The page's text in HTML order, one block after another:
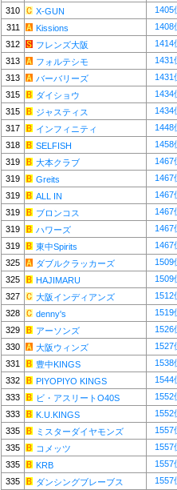
310
X-GUN 1405
311
Kissions 1408
312
フレンズ大阪 1414
313
フォルテシモ 1431
313
バーバリーズ 1431
315
ダイショウ 1434
315
ジャスティス 1434
317
インフィニティ 1448
318
SELFISH 1458
319
大本クラブ 1467
319
Greits 1467
319
ALL IN 1467
319
ブロンコス 1467
319
ハワーズ 1467
319
東中Spirits 1467
325
ダブルクラッカーズ 1509
325
HAJIMARU 1509
327
大阪インディアンズ 1512
328
denny's 1519
329
アーソンズ 1526
330
大阪ウィンズ 1527
331
豊中KINGS 1538
332
PIYOPIYO KINGS 1544
333
ビ・アスリートO40S 1552
333
K.U.KINGS 1552
335
ミスターダイヤモンズ 1557
335
コメッツ 1557
335
KRB 1557
335
ダンシングブレーブス 1557